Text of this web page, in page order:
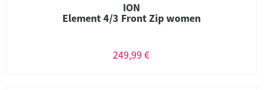
ION
Element 4/3 Front Zip women
249,99 €